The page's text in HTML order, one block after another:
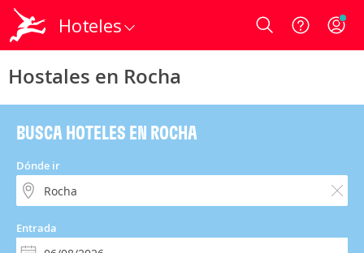
Hoteles Login
Hostales en Rocha
BUSCA HOTELES EN ROCHA
Dónde ir
Entrada